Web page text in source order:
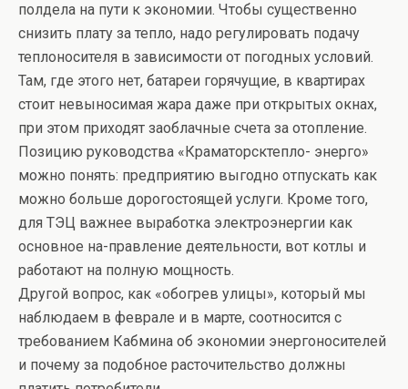
полдела на пути к экономии. Чтобы существенно
снизить плату за тепло, надо регулировать подачу
теплоносителя в зависимости от погодных условий.
Там, где этого нет, батареи горячущие, в квартирах
стоит невыносимая жара даже при открытых окнах,
при этом приходят заоблачные счета за отопление.
Позицию руководства «Краматорсктепло- энерго»
можно понять: предприятию выгодно отпускать как
можно больше дорогостоящей услуги. Кроме того,
для ТЭЦ важнее выработка электроэнергии как
основное на-правление деятельности, вот котлы и
работают на полную мощность.
Другой вопрос, как «обогрев улицы», который мы
наблюдаем в феврале и в марте, соотносится с
требованием Кабмина об экономии энергоносителей
и почему за подобное расточительство должны